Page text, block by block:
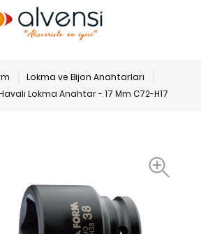
Lokma ve Bijon Anahtarları
Lokma Anahtar - 17 Mm C72-H17